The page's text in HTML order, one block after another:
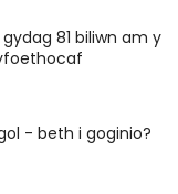
81 biliwn am y
- beth i goginio?